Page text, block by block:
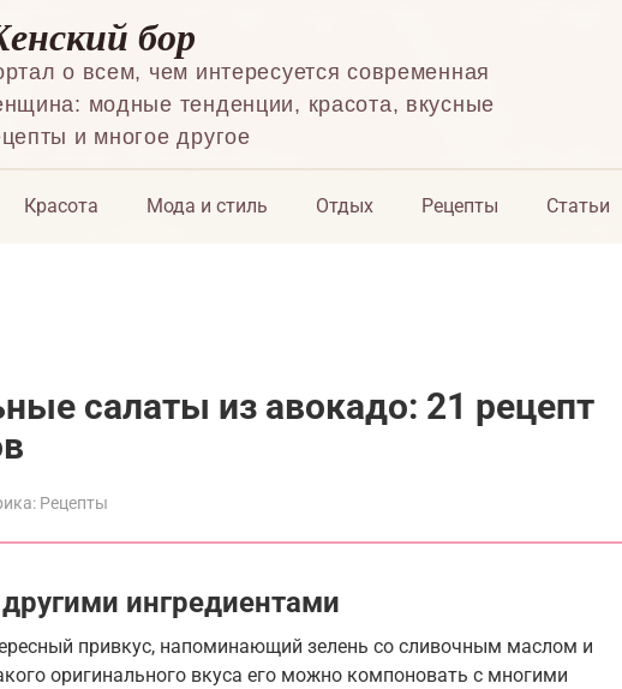
бор
о всем, чем интересуется современная
модные тенденции, красота, вкусные
и многое другое
Красота Мода и стиль Отдых Рецепты Статьи
салаты из авокадо: 21 рецепт
Рецепты
ингредиентами
привкус, напоминающий зелень со сливочным маслом и
оригинального вкуса его можно компоновать с многими